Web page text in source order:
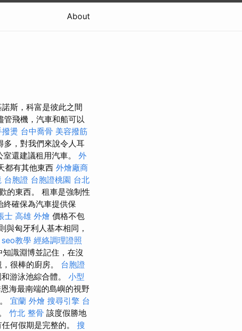
About
斯，科富是彼此之間
管飛機，汽車和船可以
撥燙 台中喬骨 美容撥筋
多，對我們來說令人耳
還建議租用汽車。 外
都有其他東西 外燴廠商
台胞證 台胞證桃園 台北
的東西。 租車是強制性
終確保為汽車提供保
士 高雄 外燴 價格不包
與匈牙利人基本相同，
教學 經絡調理證照
知識淵博並記住，在沒
很棒的廚房。 台胞證
游泳池綜合體。 小型
海最南端的島嶼的視野
宜蘭 外燴 搜尋引擎 台
竹北 整骨 該度假勝地
何假期是完整的。 搜